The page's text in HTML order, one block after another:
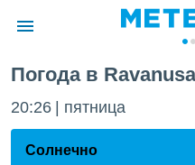
о
Погода в Ravanusa
20:26 пятница
Солнечно